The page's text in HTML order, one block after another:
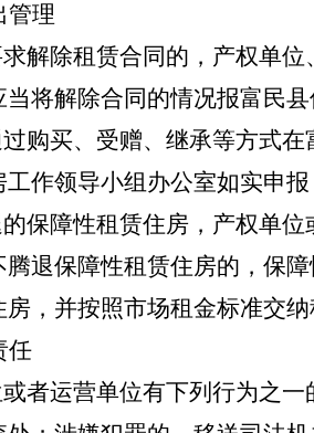
管理
解除租赁合同的，产权单
将解除合同的情况报富民
购买、受赠、继承等方式在
作领导小组办公室如实申
保障性租赁住房，产权单
退保障性租赁住房的，保
，并按照市场租金标准交
任
者运营单位有下列行为之